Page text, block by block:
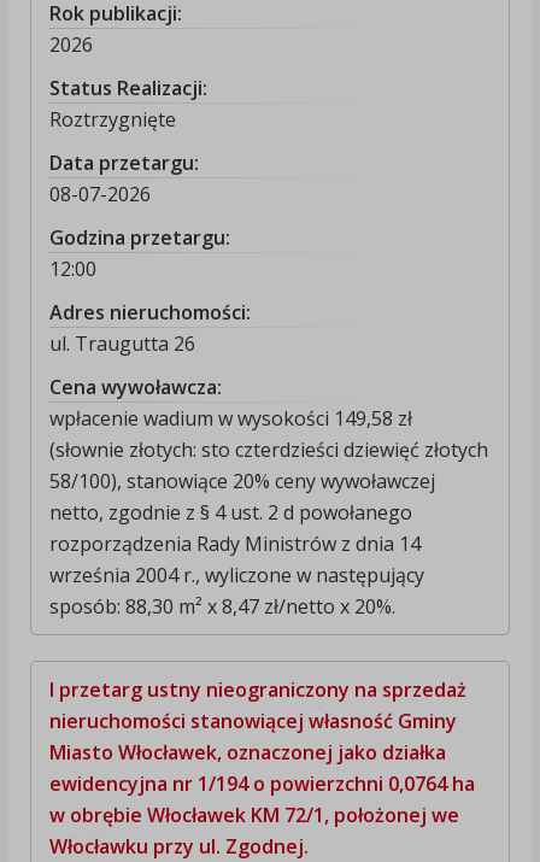
Rok publikacji:
2026
Status Realizacji:
Roztrzygnięte
Data przetargu:
08-07-2026
Godzina przetargu:
12:00
Adres nieruchomości:
ul. Traugutta 26
Cena wywoławcza:
wpłacenie wadium w wysokości 149,58 zł
(słownie złotych: sto czterdzieści dziewięć złotych
58/100), stanowiące 20% ceny wywoławczej
netto, zgodnie z § 4 ust. 2 d powołanego
rozporządzenia Rady Ministrów z dnia 14
września 2004 r., wyliczone w następujący
sposób: 88,30 m² x 8,47 zł/netto x 20%.
I przetarg ustny nieograniczony na sprzedaż
nieruchomości stanowiącej własność Gminy
Miasto Włocławek, oznaczonej jako działka
ewidencyjna nr 1/194 o powierzchni 0,0764 ha
w obrębie Włocławek KM 72/1, położonej we
Włocławku przy ul. Zgodnej.